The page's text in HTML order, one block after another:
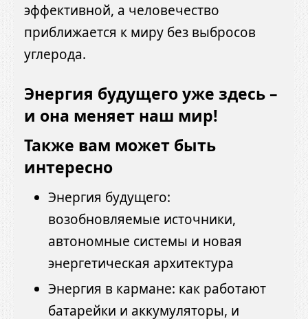
эффективной, а человечество
приближается к миру без выбросов
углерода.
Энергия будущего уже здесь –
и она меняет наш мир!
Также вам может быть
интересно
Энергия будущего:
возобновляемые источники,
автономные системы и новая
энергетическая архитектура
Энергия в кармане: как работают
батарейки и аккумуляторы, и